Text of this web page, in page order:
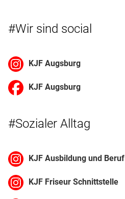
#Wir sind social
KJF Augsburg
KJF Augsburg
#Sozialer Alltag
KJF Ausbildung und Beruf
KJF Friseur Schnittstelle